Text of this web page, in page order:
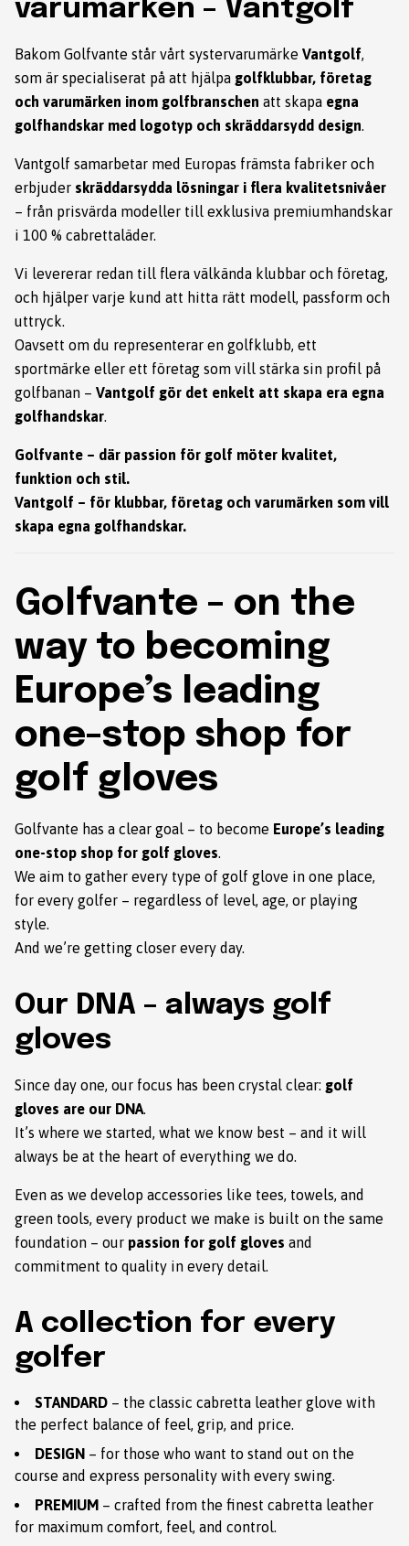
varumärken – Vantgolf
Bakom Golfvante står vårt systervarumärke Vantgolf,
som är specialiserat på att hjälpa golfklubbar, företag
och varumärken inom golfbranschen att skapa egna
golfhandskar med logotyp och skräddarsydd design.
Vantgolf samarbetar med Europas främsta fabriker och
erbjuder skräddarsydda lösningar i flera kvalitetsnivåer
– från prisvärda modeller till exklusiva premiumhandskar
i 100 % cabrettaläder.
Vi levererar redan till flera välkända klubbar och företag,
och hjälper varje kund att hitta rätt modell, passform och
uttryck.
Oavsett om du representerar en golfklubb, ett
sportmärke eller ett företag som vill stärka sin profil på
golfbanan – Vantgolf gör det enkelt att skapa era egna
golfhandskar.
Golfvante – där passion för golf möter kvalitet,
funktion och stil.
Vantgolf – för klubbar, företag och varumärken som vill
skapa egna golfhandskar.
Golfvante – on the
way to becoming
Europe’s leading
one-stop shop for
golf gloves
Golfvante has a clear goal – to become Europe’s leading
one-stop shop for golf gloves.
We aim to gather every type of golf glove in one place,
for every golfer – regardless of level, age, or playing
style.
And we’re getting closer every day.
Our DNA – always golf
gloves
Since day one, our focus has been crystal clear: golf
gloves are our DNA.
It’s where we started, what we know best – and it will
always be at the heart of everything we do.
Even as we develop accessories like tees, towels, and
green tools, every product we make is built on the same
foundation – our passion for golf gloves and
commitment to quality in every detail.
A collection for every
golfer
STANDARD – the classic cabretta leather glove with
the perfect balance of feel, grip, and price.
DESIGN – for those who want to stand out on the
course and express personality with every swing.
PREMIUM – crafted from the finest cabretta leather
for maximum comfort, feel, and control.